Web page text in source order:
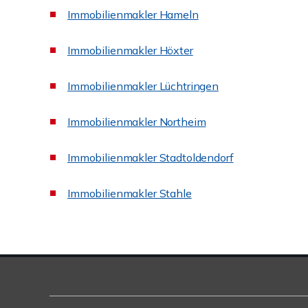
Immobilienmakler Hameln
Immobilienmakler Höxter
Immobilienmakler Lüchtringen
Immobilienmakler Northeim
Immobilienmakler Stadtoldendorf
Immobilienmakler Stahle